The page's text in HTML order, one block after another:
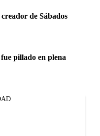
de Sábados
pillado en plena